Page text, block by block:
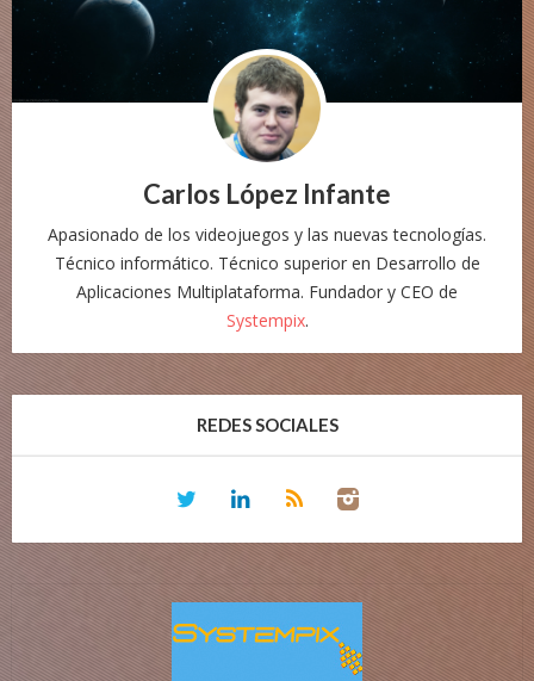
Carlos López Infante
Apasionado de los videojuegos y las nuevas tecnologías.
Técnico informático. Técnico superior en Desarrollo de
Aplicaciones Multiplataforma. Fundador y CEO de
Systempix.
REDES SOCIALES